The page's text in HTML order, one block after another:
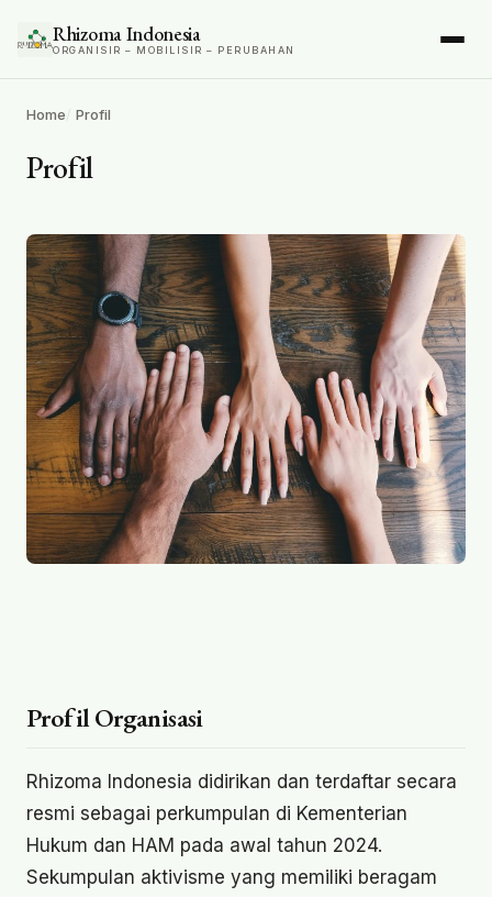
Rhizoma Indonesia
ORGANISIR – MOBILISIR – PERUBAHAN
Home Profil
Profil
Profil Organisasi
Rhizoma Indonesia didirikan dan terdaftar secara
resmi sebagai perkumpulan di Kementerian
Hukum dan HAM pada awal tahun 2024.
Sekumpulan aktivisme yang memiliki beragam